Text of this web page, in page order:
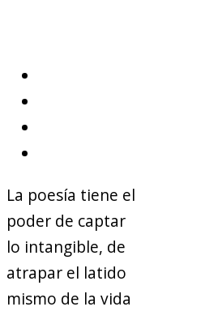
La poesía tiene el
poder de captar
lo intangible, de
atrapar el latido
mismo de la vida